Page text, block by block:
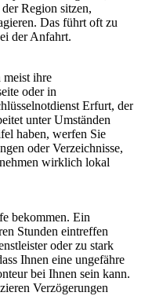
Region sitzen,
Das führt oft zu
der Anfahrt.
meist ihre
oder in
Erfurt, der
unter Umständen
haben, werfen Sie
oder Verzeichnisse,
wirklich lokal
bekommen. Ein
Stunden eintreffen
oder zu stark
Ihnen eine ungefähre
bei Ihnen sein kann.
Verzögerungen